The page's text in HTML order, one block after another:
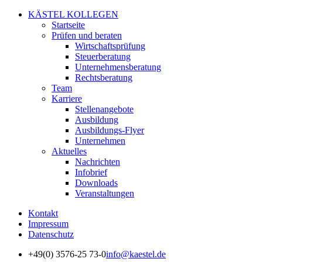
KÄSTEL KOLLEGEN
Startseite
Prüfen und beraten
Wirtschaftsprüfung
Steuerberatung
Unternehmensberatung
Rechtsberatung
Team
Karriere
Stellenangebote
Ausbildung
Ausbildungs-Flyer
Unternehmen
Aktuelles
Nachrichten
Infobrief
Downloads
Veranstaltungen
Kontakt
Impressum
Datenschutz
+49(0) 3576-25 73-0info@kaestel.de